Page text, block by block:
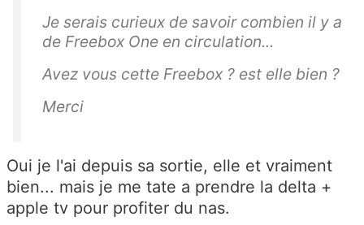
Je serais curieux de savoir combien il y a
de Freebox One en circulation...
Avez vous cette Freebox ? est elle bien ?
Merci
Oui je l'ai depuis sa sortie, elle et vraiment
bien... mais je me tate a prendre la delta +
apple tv pour profiter du nas.